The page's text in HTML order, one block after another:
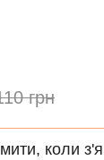
грн
коли